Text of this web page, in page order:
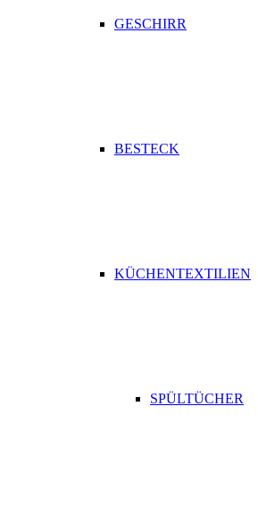
GESCHIRR
BESTECK
KÜCHENTEXTILIEN
SPÜLTÜCHER